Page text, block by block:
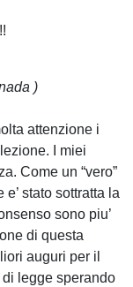
)
attenzione i
I miei
Come un “vero”
stato sottratta la
sono piu’
di questa
auguri per il
legge sperando